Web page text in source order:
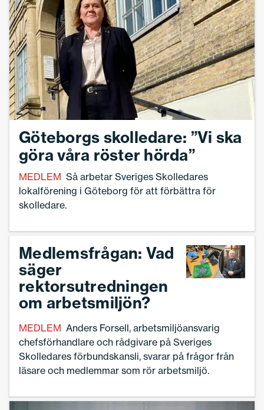
Göteborgs skolledare: ”Vi ska
göra våra röster hörda”
MEDLEM Så arbetar Sveriges Skolledares
lokalförening i Göteborg för att förbättra för
skolledare.
Medlemsfrågan: Vad
säger
rektorsutredningen
om arbetsmiljön?
MEDLEM Anders Forsell, arbetsmiljöansvarig
chefsförhandlare och rådgivare på Sveriges
Skolledares förbundskansli, svarar på frågor från
läsare och medlemmar som rör arbetsmiljö.